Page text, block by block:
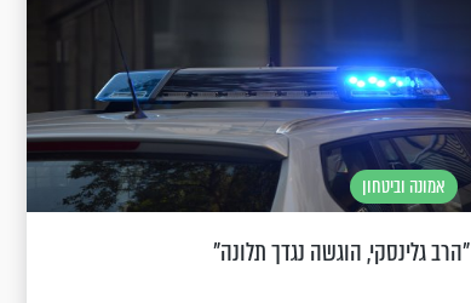
אמונה וביטחון
"הרב גלינסקי, הוגשה נגדך תלונה"